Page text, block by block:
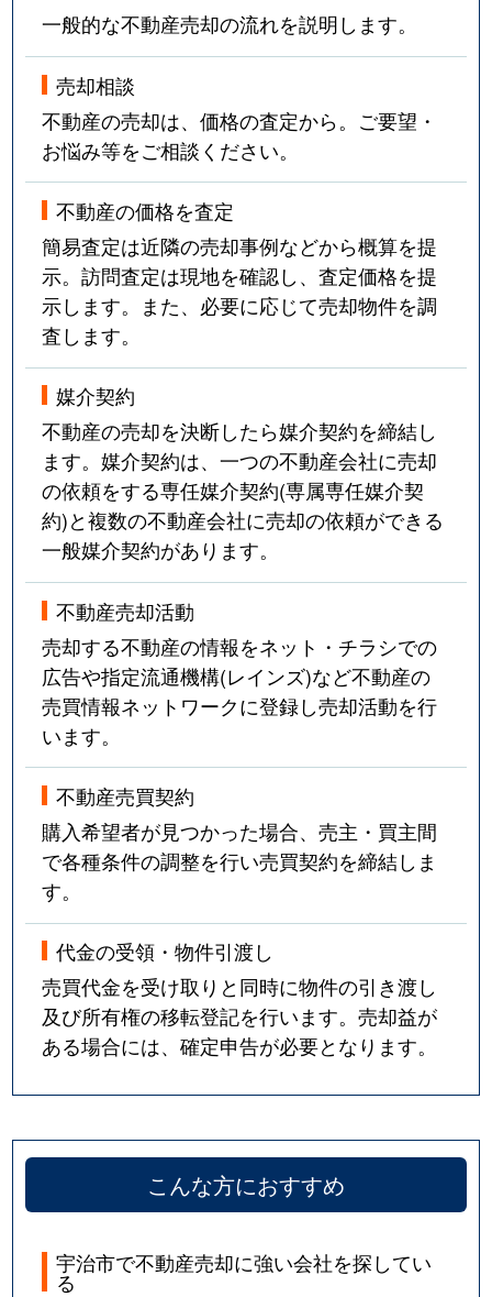
一般的な不動産売却の流れを説明します。
売却相談
不動産の売却は、価格の査定から。ご要望・
お悩み等をご相談ください。
不動産の価格を査定
簡易査定は近隣の売却事例などから概算を提
示。訪問査定は現地を確認し、査定価格を提
示します。また、必要に応じて売却物件を調
査します。
媒介契約
不動産の売却を決断したら媒介契約を締結し
ます。媒介契約は、一つの不動産会社に売却
の依頼をする専任媒介契約(専属専任媒介契
約)と複数の不動産会社に売却の依頼ができる
一般媒介契約があります。
不動産売却活動
売却する不動産の情報をネット・チラシでの
広告や指定流通機構(レインズ)など不動産の
売買情報ネットワークに登録し売却活動を行
います。
不動産売買契約
購入希望者が見つかった場合、売主・買主間
で各種条件の調整を行い売買契約を締結しま
す。
代金の受領・物件引渡し
売買代金を受け取りと同時に物件の引き渡し
及び所有権の移転登記を行います。売却益が
ある場合には、確定申告が必要となります。
こんな方におすすめ
宇治市で不動産売却に強い会社を探してい
る